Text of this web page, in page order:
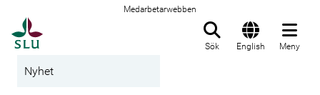
Medarbetarwebben
Sök English Meny
Nyhet